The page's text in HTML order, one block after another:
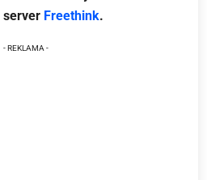
server Freethink.